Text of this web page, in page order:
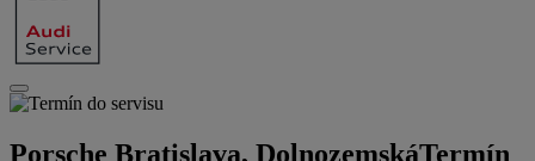
Porsche Bratislava, DolnozemskáTermín